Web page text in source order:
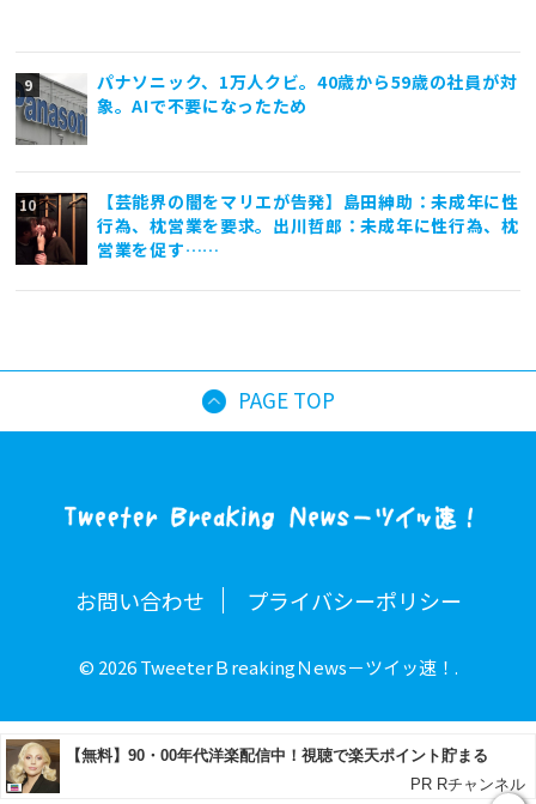
パナソニック、1万人クビ。40歳から59歳の社員が対
象。AIで不要になったため
【芸能界の闇をマリエが告発】島田紳助：未成年に性
行為、枕営業を要求。出川哲郎：未成年に性行為、枕
営業を促す……
PAGE TOP
お問い合わせ プライバシーポリシー
© 2026 TweeterＢreakingＮews－ツイッ速！.